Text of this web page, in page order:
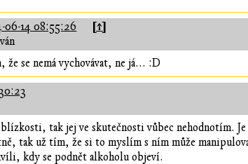
06-14 08:55:26 [↑]
že se nemá vychovávat, ne já... :D
tak jej ve skutečnosti vůbec nehodnotím.
tak už tím, že si to myslím s ním může
kdy se podnět alkoholu objeví.